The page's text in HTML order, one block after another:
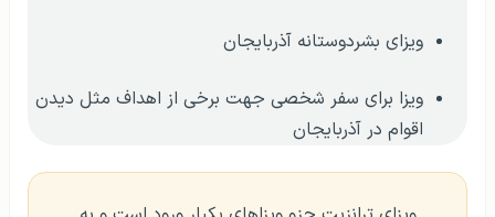
ویزای بشردوستانه آذربایجان
ویزا برای سفر شخصی جهت برخی از اهداف مثل دیدن
اقوام در آذربایجان